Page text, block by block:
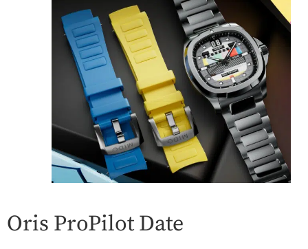
Oris ProPilot Date